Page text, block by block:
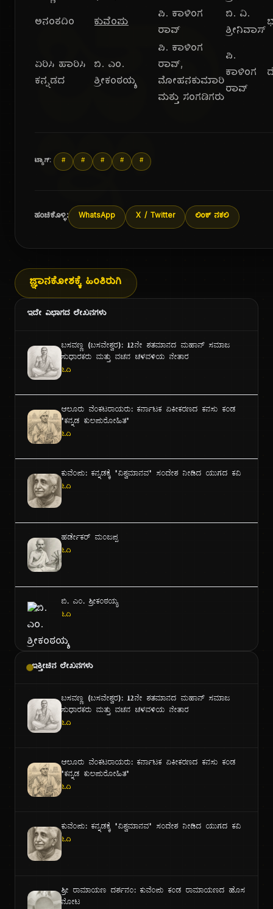
ಜ್ಞಾ
ಅನಂತದಿಂ ಕುವೆಂಪು
ಪಿ. ಕಾಳಿಂಗ
ರಾವ್
ಬಿ. ವಿ.
ಶ್ರೀನಿವಾಸ್
ಏರಿಸಿ ಹಾರಿಸಿ
ಕನ್ನಡದ
ಬಿ. ಎಂ.
ಶ್ರೀಕಂಠಯ್ಯ
ಪಿ. ಕಾಳಿಂಗ
ರಾವ್,
ಮೋಹನಕುಮಾರಿ
ಮತ್ತು ಸಂಗಡಿಗರು
ಪಿ.
ಕಾಳಿಂಗ
ರಾವ್
ಟ್ಯಾಗ್: # # # # #
ಹಂಚಿಕೊಳ್ಳಿ: WhatsApp X / Twitter ಲಿಂಕ್ ನಕಲಿ
ಜ್ಞಾನಕೋಶಕ್ಕೆ ಹಿಂತಿರುಗಿ
ಇದೇ ವಿಭಾಗದ ಲೇಖನಗಳು
ಬಸವಣ್ಣ (ಬಸವೇಶ್ವರ): ೧೨ನೇ ಶತಮಾನದ ಮಹಾನ್ ಸಮಾಜ
ಸುಧಾರಕರು ಮತ್ತು ವಚನ ಚಳವಳಿಯ ನೇತಾರ
ಓದಿ
ಆಲೂರು ವೆಂಕಟರಾಯರು: ಕರ್ನಾಟಕ ಏಕೀಕರಣದ ಕನಸು ಕಂಡ
"ಕನ್ನಡ ಕುಲಪುರೋಹಿತ"
ಓದಿ
ಕುವೆಂಪು: ಕನ್ನಡಕ್ಕೆ "ವಿಶ್ವಮಾನವ" ಸಂದೇಶ ನೀಡಿದ ಯುಗದ ಕವಿ
ಓದಿ
ಹರ್ಡೇಕರ್ ಮಂಜಪ್ಪ
ಓದಿ
ಬಿ. ಎಂ. ಶ್ರೀಕಂಠಯ್ಯ
ಓದಿ
ಇತ್ತೀಚಿನ ಲೇಖನಗಳು
ಬಸವಣ್ಣ (ಬಸವೇಶ್ವರ): ೧೨ನೇ ಶತಮಾನದ ಮಹಾನ್ ಸಮಾಜ
ಸುಧಾರಕರು ಮತ್ತು ವಚನ ಚಳವಳಿಯ ನೇತಾರ
ಓದಿ
ಆಲೂರು ವೆಂಕಟರಾಯರು: ಕರ್ನಾಟಕ ಏಕೀಕರಣದ ಕನಸು ಕಂಡ
"ಕನ್ನಡ ಕುಲಪುರೋಹಿತ"
ಓದಿ
ಕುವೆಂಪು: ಕನ್ನಡಕ್ಕೆ "ವಿಶ್ವಮಾನವ" ಸಂದೇಶ ನೀಡಿದ ಯುಗದ ಕವಿ
ಓದಿ
ಶ್ರೀ ರಾಮಾಯಣ ದರ್ಶನಂ: ಕುವೆಂಪು ಕಂಡ ರಾಮಾಯಣದ ಹೊಸ
ನೋಟ